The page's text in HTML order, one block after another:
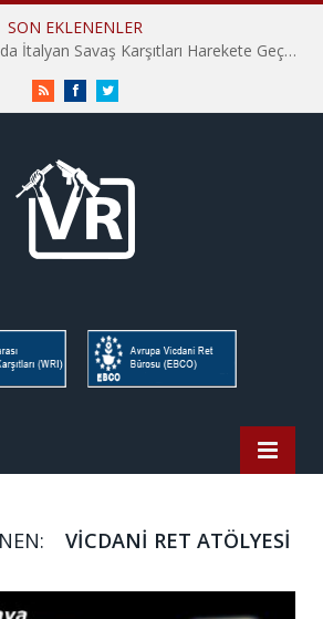
SON EKLENENLER
Hiroşima’nın 81. Yılında İtalyan Savaş Karşıtları Harekete Geçti: “Hatırlamak yeterli değil”
RSS FacebookTwitter
VICDANI RET ATÖLYESI